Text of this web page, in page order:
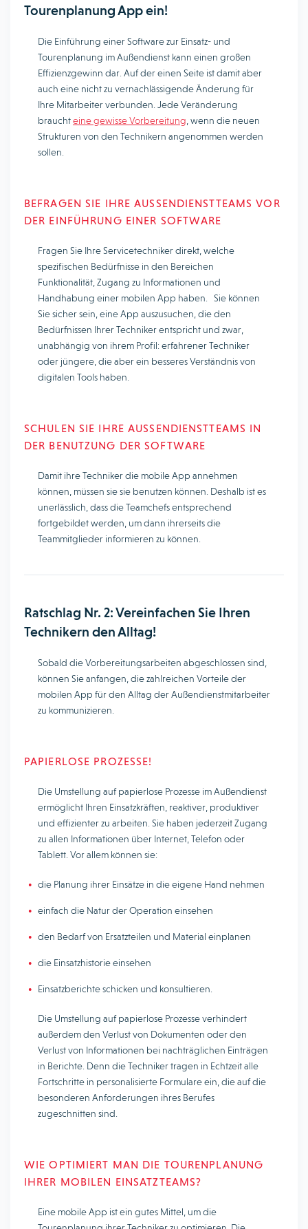
Tourenplanung App ein!
Die Einführung einer Software zur Einsatz- und
Tourenplanung im Außendienst kann einen großen
Effizienzgewinn dar. Auf der einen Seite ist damit aber
auch eine nicht zu vernachlässigende Änderung für
Ihre Mitarbeiter verbunden. Jede Veränderung
brauchteine gewisse Vorbereitung , wenn die neuen
Strukturen von den Technikern angenommen werden
sollen.
BEFRAGEN SIE IHRE AUSSENDIENSTTEAMS VOR D
ER EINFÜHRUNG EINER SOFTWARE
Fragen Sie Ihre Servicetechniker direkt, welche
spezifischen Bedürfnisse in den Bereichen
Funktionalität, Zugang zu Informationen und
Handhabung einer mobilen App haben. Sie können
Sie sicher sein, eine App auszusuchen, die den
Bedürfnissen Ihrer Techniker entspricht und zwar,
unabhängig von ihrem Profil: erfahrener Techniker
oder jüngere, die aber ein besseres Verständnis von
digitalen Tools haben.
SCHULEN SIE IHRE AUSSENDIENSTTEAMS IN D
ER BENUTZUNG DER SOFTWARE
Damit ihre Techniker die mobile App annehmen
können, müssen sie sie benutzen können. Deshalb ist es
unerlässlich, dass die Teamchefs entsprechend
fortgebildet werden, um dann ihrerseits die
Teammitglieder informieren zu können.
Ratschlag Nr. 2: Vereinfachen Sie Ihren
Technikern den Alltag!
Sobald die Vorbereitungsarbeiten abgeschlossen sind,
können Sie anfangen, die zahlreichen Vorteile der
mobilen App für den Alltag der Außendienstmitarbeiter
zu kommunizieren.
PAPIERLOSE PROZESSE!
Die Umstellung auf papierlose Prozesse im Außendienst
ermöglicht Ihren Einsatzkräften, reaktiver, produktiver
und effizienter zu arbeiten. Sie haben jederzeit Zugang
zu allen Informationen über Internet, Telefon oder
Tablett. Vor allem können sie:
die Planung ihrer Einsätze in die eigene Hand nehmen
einfach die Natur der Operation einsehen
den Bedarf von Ersatzteilen und Material einplanen
die Einsatzhistorie einsehen
Einsatzberichte schicken und konsultieren.
Die Umstellung auf papierlose Prozesse verhindert
außerdem den Verlust von Dokumenten oder den
Verlust von Informationen bei nachträglichen Einträgen
in Berichte. Denn die Techniker tragen in Echtzeit alle
Fortschritte in personalisierte Formulare ein, die auf die
besonderen Anforderungen ihres Berufes
zugeschnitten sind.
WIE OPTIMIERT MAN DIE TOURENPLANUNG
IHRER MOBILEN EINSATZTEAMS?
Eine mobile App ist ein gutes Mittel, um die